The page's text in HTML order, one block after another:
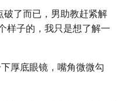
破了而已，男助教赶紧解
样子的，我只是想了解一
厚底眼镜，嘴角微微勾